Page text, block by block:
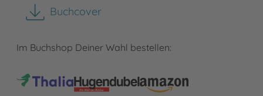
Buchcover
herunterladen
Im Buchshop Deiner Wahl bestellen: